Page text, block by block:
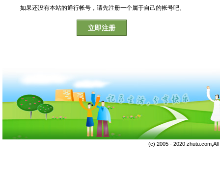
如果还没有本站的通行帐号，请先注册一个属于自己的帐号吧。
立即注册
(c) 2005 - 2020